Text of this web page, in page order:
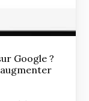
Google ?